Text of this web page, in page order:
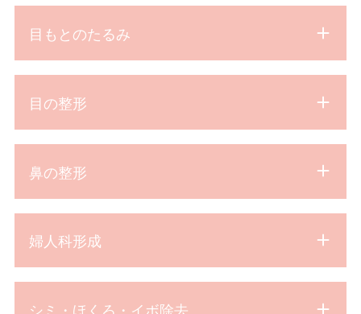
目もとのたるみ
目の整形
鼻の整形
婦人科形成
シミ・ほくろ・イボ除去